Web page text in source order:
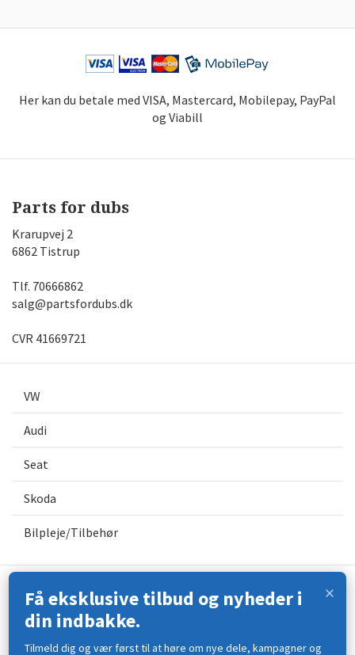
Her kan du betale med VISA, Mastercard, Mobilepay, PayPal
og Viabill
Parts for dubs
Krarupvej 2
6862 Tistrup
Tlf. 70666862
salg@partsfordubs.dk
CVR 41669721
VW
Audi
Seat
Skoda
Bilpleje/Tilbehør
Kontakt os
Åbningstider
×
Få eksklusive tilbud og nyheder i
din indbakke.
Tilmeld dig og vær først til at høre om nye dele, kampagner og